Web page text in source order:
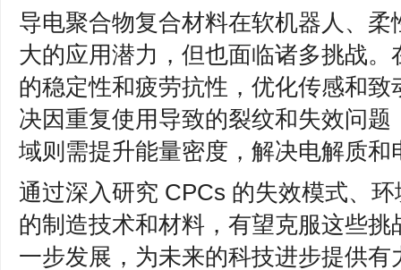
导电聚合物复合材料在软机器人、
大的应用潜力，但也面临诸多挑战
的稳定性和疲劳抗性，优化传感和
决因重复使用导致的裂纹和失效问
域则需提升能量密度，解决电解质和
通过深入研究 CPCs 的失效模式、
的制造技术和材料，有望克服这些
一步发展，为未来的科技进步提供有